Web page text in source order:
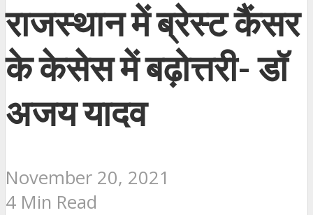
राजस्थान में ब्रेस्ट कैंसर
के केसेस में बढ़ोत्तरी- डॉ
अजय यादव
November 20, 2021
4 Min Read